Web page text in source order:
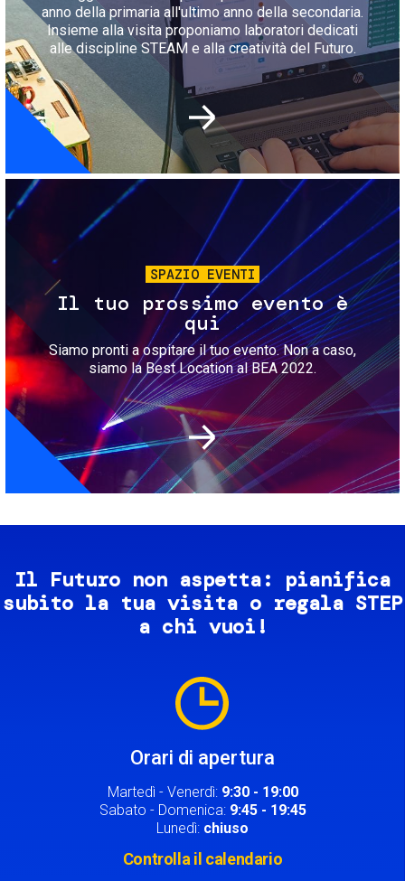
anno della primaria all'ultimo anno della secondaria.
Insieme alla visita proponiamo laboratori dedicati
alle discipline STEAM e alla creatività del Futuro.
Immagine
SPAZIO EVENTI
Il tuo prossimo evento è
qui
Siamo pronti a ospitare il tuo evento. Non a caso,
siamo la Best Location al BEA 2022.
Il Futuro non aspetta: pianifica
subito la tua visita o regala STEP
a chi vuoi!
Orari di apertura
Martedì - Venerdì: 9:30 - 19:00
Sabato - Domenica: 9:45 - 19:45
Lunedì: chiuso
Controlla il calendario